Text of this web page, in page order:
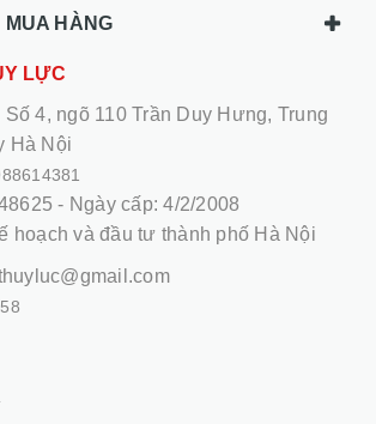
HÀNG
LỰC
Số 4, ngõ 110 Trần Duy Hưng, Trung
Hà Nội
- Ngày cấp: 4/2/2008
hoạch và đầu tư thành phố Hà Nội